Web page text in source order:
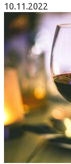
10.11.2022